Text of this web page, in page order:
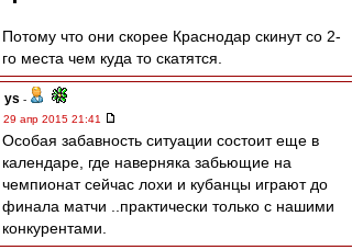
Потому что они скорее Краснодар скинут со 2-
го места чем куда то скатятся.
ys -
29 апр 2015 21:41
Особая забавность ситуации состоит еще в
календаре, где наверняка забьющие на
чемпионат сейчас лохи и кубанцы играют до
финала матчи ..практически только с нашими
конкурентами.